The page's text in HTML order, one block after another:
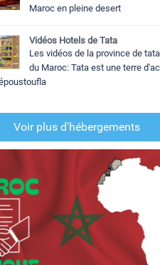
Maroc en pleine desert
Vidéos Hotels de Tata
Les vidéos de la province de
du Maroc: Tata est une terre
Voir plus d'hébergements